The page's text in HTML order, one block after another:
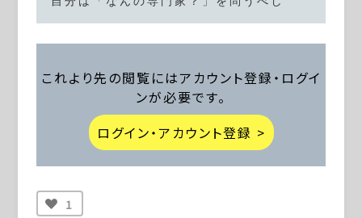
これより先の閲覧にはアカウント登録・ログイ
ンが必要です。
ログイン・アカウント登録 >
1